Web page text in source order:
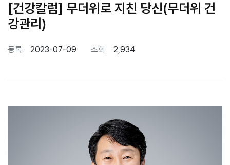
[건강칼럼] 무더위로 지친 당신(무더위 건
강관리)
등록 2023-07-09 조회 2,934